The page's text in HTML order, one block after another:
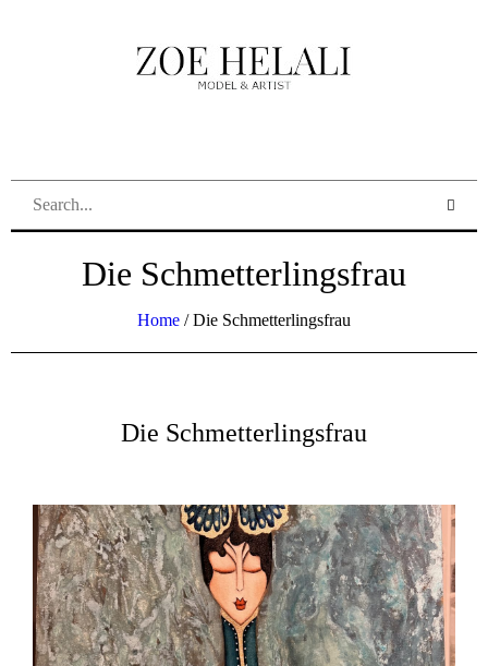
Die Schmetterlingsfrau
Home /Die Schmetterlingsfrau
Die Schmetterlingsfrau